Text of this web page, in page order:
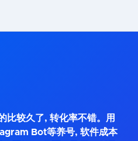
比较久了, 转化率不错。用
Bot等养号, 软件成本